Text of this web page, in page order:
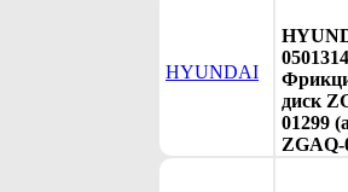
HYUNDAI
диск
01299
ZGAQ-